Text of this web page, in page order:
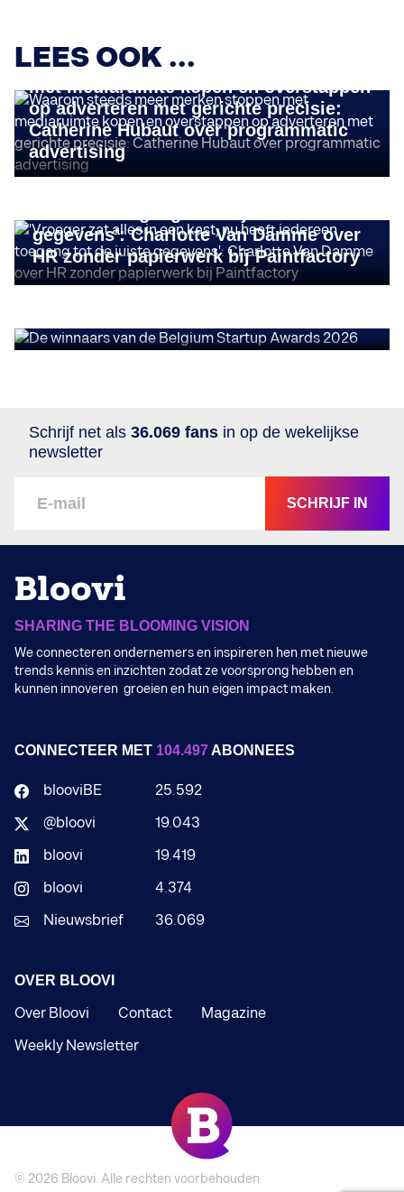
LEES OOK ...
Waarom steeds meer merken stoppen
met mediaruimte kopen en overstappen
op adverteren met gerichte precisie:
Catherine Hubaut over programmatic
advertising
BUSINESS GROWTH
gegevens': Charlotte Van Damme over
HR zonder papierwerk bij Paintfactory
BUSINESS GROWTH
Schrijf net als 36.069 fans in op de wekelijkse
newsletter
SCHRIJF IN
SHARING THE BLOOMING VISION
We connecteren ondernemers en inspireren hen met nieuwe
trends kennis en inzichten zodat ze voorsprong hebben en
kunnen innoveren groeien en hun eigen impact maken.
CONNECTEER MET 104.497ABONNEES
blooviBE
25.592
@bloovi
19.043
bloovi
19.419
bloovi
4.374
Nieuwsbrief
36.069
OVER BLOOVI
Over Bloovi Contact
Magazine
Weekly Newsletter
© 2026 Bloovi. Alle rechten voorbehouden.